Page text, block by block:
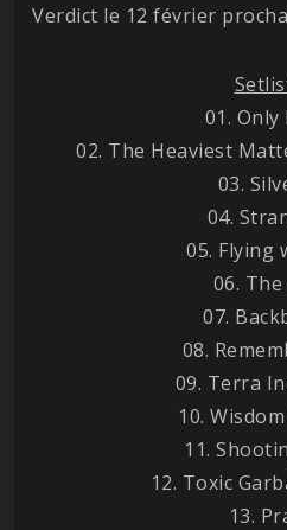
Verdict le 12 février
01. Only
02. The Heaviest
03.
04.
05. Flying
06. The
07.
08.
09. Terra
10.
11.
12. Toxic
13.